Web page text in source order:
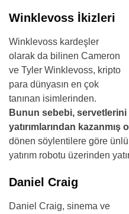
Winklevoss İkizleri
Winklevoss kardeşler
olarak da bilinen Cameron
ve Tyler Winklevoss, kripto
para dünyasın en çok
tanınan isimlerinden.
Bunun sebebi,
yatırımlarından kazanmış
dönen söylentilere göre
yatırım robotu üzerinden
Daniel Craig
Daniel Craig, sinema ve